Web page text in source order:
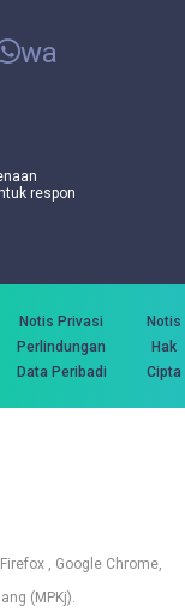
wa
respon
Notis Privasi
Perlindungan
Data Peribadi
Notis
Hak
Cipta
, Google Chrome,
(MPKj).